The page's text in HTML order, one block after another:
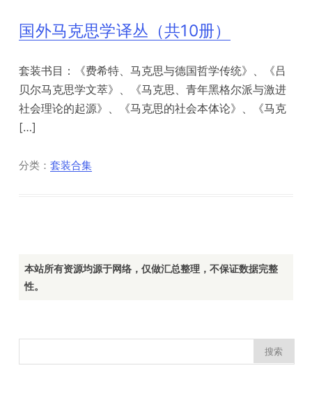
国外马克思学译丛（共10册）
套装书目：《费希特、马克思与德国哲学传统》、《吕
贝尔马克思学文萃》、《马克思、青年黑格尔派与激进
社会理论的起源》、《马克思的社会本体论》、《马克
[…]
分类：套装合集
本站所有资源均源于网络，仅做汇总整理，不保证数据完整
性。
索：